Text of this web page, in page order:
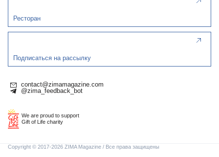
Ресторан
Подписаться на рассылку
contact@zimamagazine.com
@zima_feedback_bot
We are proud to support
Gift of Life charity
Copyright © 2017-2026 ZIMA Magazine / Все права защищены